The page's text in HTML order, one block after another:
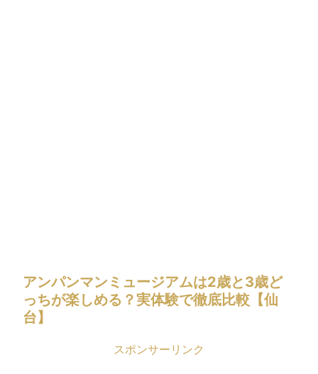
アンパンマンミュージアムは2歳と3歳ど
っちが楽しめる？実体験で徹底比較【仙
台】
スポンサーリンク